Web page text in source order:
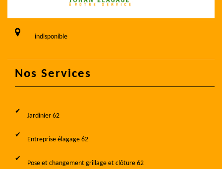
indisponible
Nos Services
Jardinier 62
Entreprise élagage 62
Pose et changement grillage et clôture 62